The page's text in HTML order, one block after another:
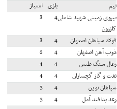
تيم
بازی امتياز
نیروی زمینی شهید شاملی
کازرون
4
8
فولاد سپاهان اصفهان 4
8
ذوب آهن اصفهان
4
6
زغال سنگ طبس
4
4
نفت و گاز گچساران
4
4
سپاهان نوین
4
3
رعد پدافند آمل
4
3